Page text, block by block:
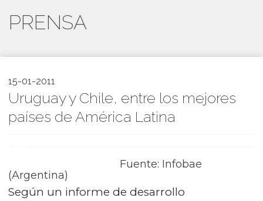
PRENSA
15-01-2011
Uruguay y Chile, entre los mejores
países de América Latina
Fuente: Infobae
(Argentina)
Según un informe de desarrollo